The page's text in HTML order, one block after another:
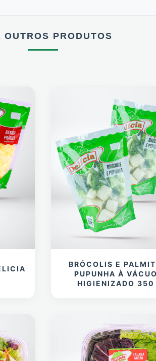
OUTROS PRODUTOS
BRÓCOLIS E
PUPUNHA À
HIGIENIZADO 350